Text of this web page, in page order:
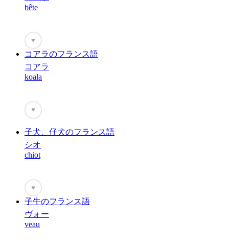
bête
♥
コアラのフランス語
コアラ
koala
♥
子犬、仔犬のフランス語
シオ
chiot
♥
子牛のフランス語
ヴォー
veau